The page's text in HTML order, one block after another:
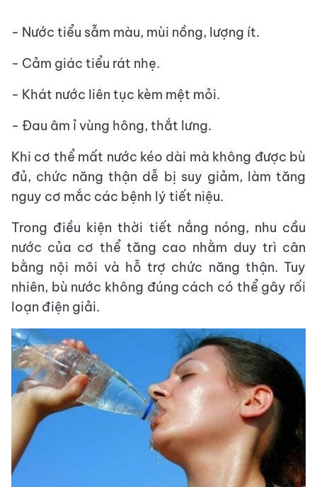
- Nước tiểu sẫm màu, mùi nồng, lượng ít.
- Cảm giác tiểu rát nhẹ.
- Khát nước liên tục kèm mệt mỏi.
- Đau âm ỉ vùng hông, thắt lưng.
Khi cơ thể mất nước kéo dài mà không được bù
đủ, chức năng thận dễ bị suy giảm, làm tăng
nguy cơ mắc các bệnh lý tiết niệu.
Trong điều kiện thời tiết nắng nóng, nhu cầu
nước của cơ thể tăng cao nhằm duy trì cân
bằng nội môi và hỗ trợ chức năng thận. Tuy
nhiên, bù nước không đúng cách có thể gây rối
loạn điện giải.